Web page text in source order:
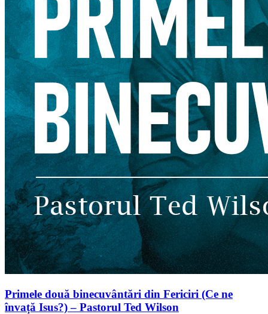
Primele două binecuvântări din Fericiri (Ce ne
învață Isus?) – Pastorul Ted Wilson